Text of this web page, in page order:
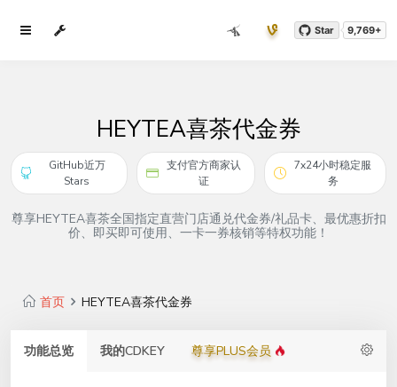
Star 9,769+
HEYTEA喜茶代金券
GitHub近万
Stars
支付官方商家认
证
7x24小时稳定服
务
尊享HEYTEA喜茶全国指定直营门店通兑代金券/礼品卡、最优惠折扣
价、即买即可使用、一卡一券核销等特权功能！
首页 HEYTEA喜茶代金券
功能总览 我的CDKEY 尊享PLUS会员